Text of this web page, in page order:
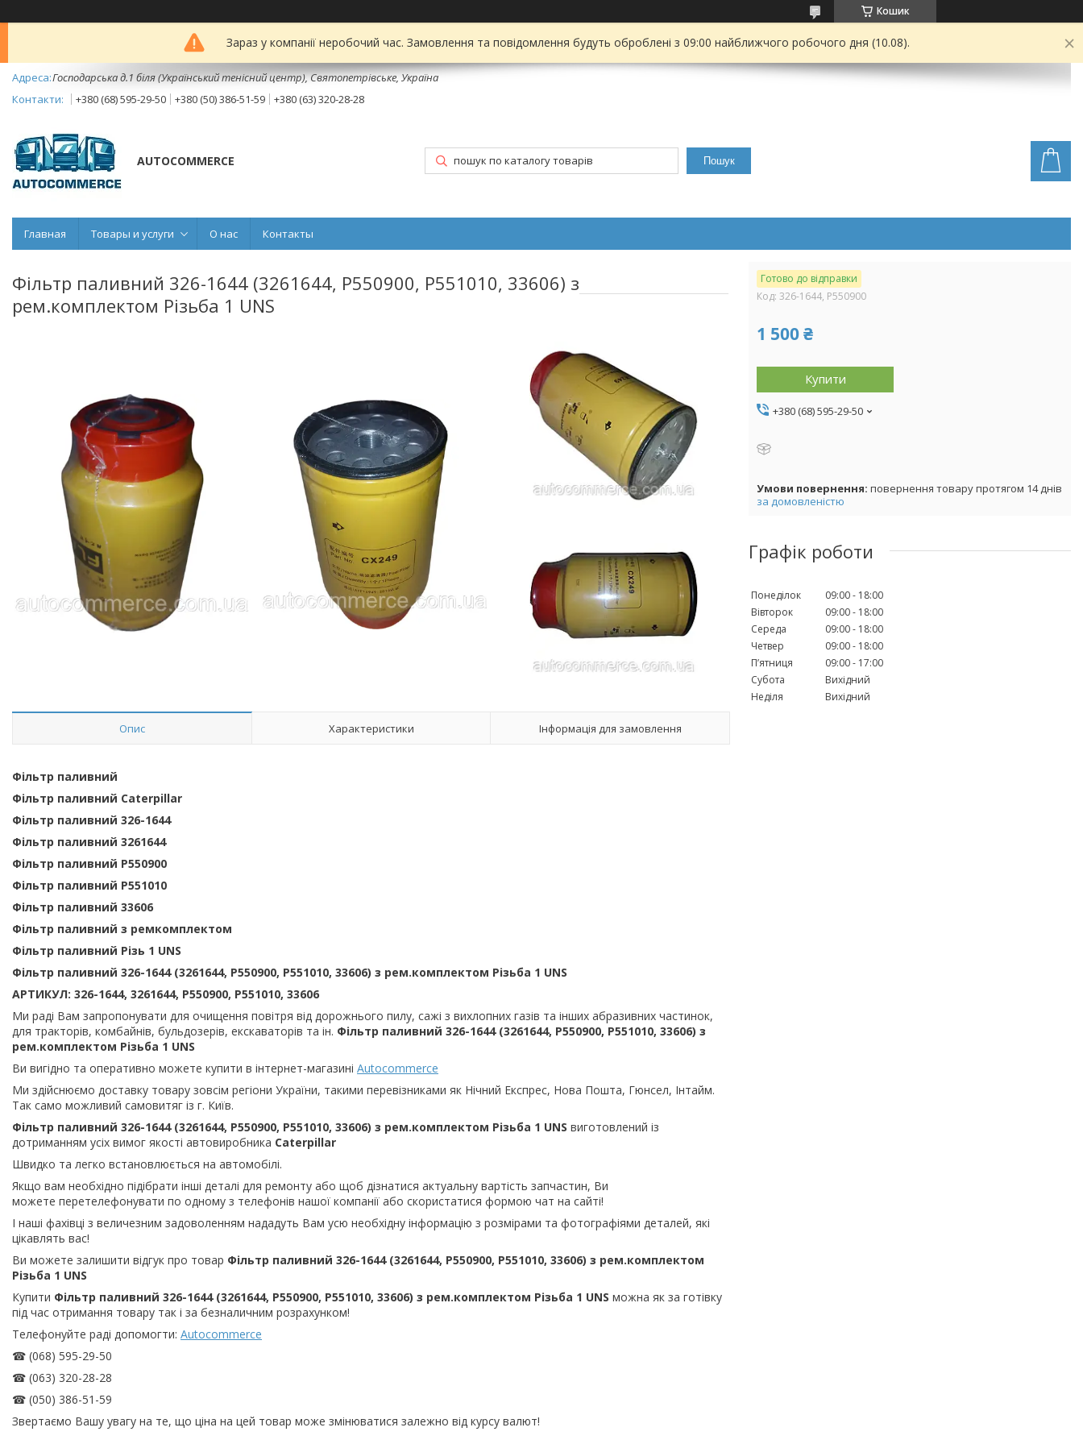
Кошик
Зараз у компанії неробочий час. Замовлення та повідомлення будуть оброблені з 09:00 найближчого робочого дня (10.08).
Господарська д.1 біля (Український тенісний центр), Святопетрівське, Україна
+380 (68) 595-29-50
+380 (50) 386-51-59 +380 (63) 320-28-28
AUTOCOMMERCE Пошук
Главная Товары и услуги О нас Контакты
Фільтр паливний 326-1644 (3261644, P550900, P551010, 33606) з
рем.комплектом Різьба 1 UNS
Опис Характеристики Інформація для замовлення
Фільтр паливний
Фільтр паливний Caterpillar
Фільтр паливний 326-1644
Фільтр паливний 3261644
Фільтр паливний P550900
Фільтр паливний P551010
Фільтр паливний 33606
Фільтр паливний з ремкомплектом
Фільтр паливний Різь 1 UNS
Фільтр паливний 326-1644 (3261644, P550900, P551010, 33606) з рем.комплектом Різьба 1 UNS
АРТИКУЛ: 326-1644, 3261644, P550900, P551010, 33606
Ми раді Вам запропонувати для очищення повітря від дорожнього пилу, сажі з вихлопних газів та інших абразивних частинок,
для тракторів, комбайнів, бульдозерів, екскаваторів та ін. Фільтр паливний 326-1644 (3261644, P550900, P551010, 33606) з
рем.комплектом Різьба 1 UNS
Ви вигідно та оперативно можете купити в інтернет-магазині Autocommerce
Ми здійснюємо доставку товару зовсім регіони України, такими перевізниками як Нічний Експрес, Нова Пошта, Гюнсел, Інтайм.
Так само можливий самовитяг із г. Київ.
Фільтр паливний 326-1644 (3261644, P550900, P551010, 33606) з рем.комплектом Різьба 1 UNS виготовлений із
дотриманням усіх вимог якості автовиробника Caterpillar
Швидко та легко встановлюється на автомобілі.
Якщо вам необхідно підібрати інші деталі для ремонту або щоб дізнатися актуальну вартість запчастин, Ви
можете перетелефонувати по одному з телефонів нашої компанії або скористатися формою чат на сайті!
І наші фахівці з величезним задоволенням нададуть Вам усю необхідну інформацію з розмірами та фотографіями деталей, які
цікавлять вас!
Ви можете залишити відгук про товар Фільтр паливний 326-1644 (3261644, P550900, P551010, 33606) з рем.комплектом
Різьба 1 UNS
Купити Фільтр паливний 326-1644 (3261644, P550900, P551010, 33606) з рем.комплектом Різьба 1 UNS можна як за готівку
під час отримання товару так і за безналичним розрахунком!
Телефонуйте раді допомогти: Autocommerce
☎ (068) 595-29-50
☎ (063) 320-28-28
☎ (050) 386-51-59
Звертаємо Вашу увагу на те, що ціна на цей товар може змінюватися залежно від курсу валют!
Готово до відправки
Код: 326-1644, P550900
1 500 ₴
Купити
+380 (68) 595-29-50
повернення товару протягом 14 днів
за домовленістю
Графік роботи
Понеділок 09:00
18:00
Вівторок
09:00
18:00
Середа
09:00
18:00
Четвер
09:00
18:00
Пʼятниця
09:00
17:00
Субота
Вихідний
Неділя
Вихідний